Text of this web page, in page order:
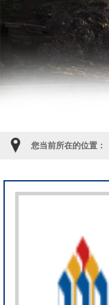
您当前所在的位置：